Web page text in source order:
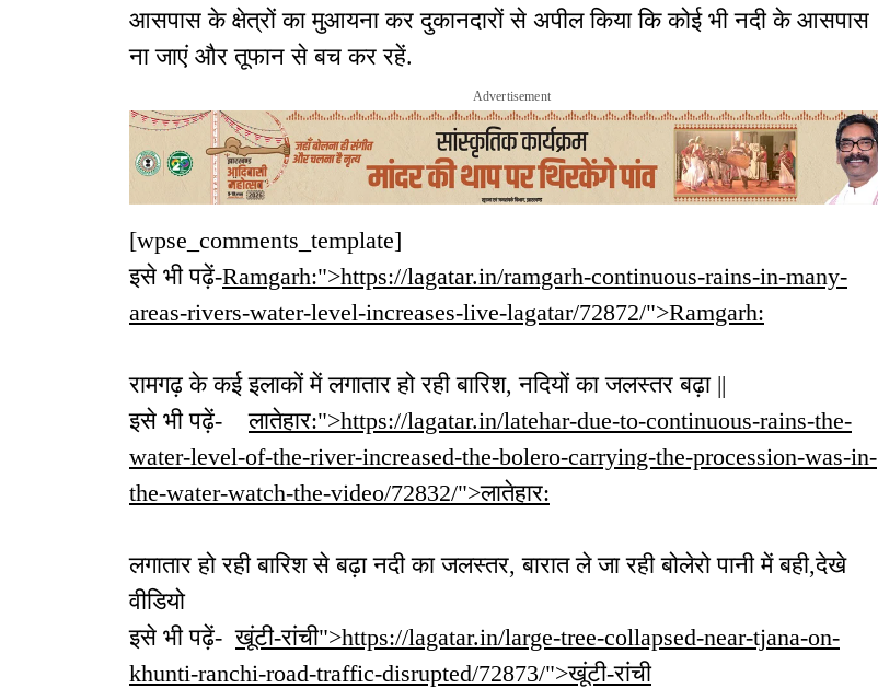
आसपास के क्षेत्रों का मुआयना कर दुकानदारों से अपील किया कि कोई भी नदी के आसपास
ना जाएं और तूफान से बच कर रहें.
Advertisement
[wpse_comments_template]
इसे भी पढ़ें-Ramgarh:">https://lagatar.in/ramgarh-continuous-rains-in-many-
areas-rivers-water-level-increases-live-lagatar/72872/">Ramgarh:
रामगढ़ के कई इलाकों में लगातार हो रही बारिश, नदियों का जलस्तर बढ़ा ||
इसे भी पढ़ें-लातेहार:">https://lagatar.in/latehar-due-to-continuous-rains-the-
water-level-of-the-river-increased-the-bolero-carrying-the-procession-was-in-
the-water-watch-the-video/72832/">लातेहार:
लगातार हो रही बारिश से बढ़ा नदी का जलस्तर, बारात ले जा रही बोलेरो पानी में बही,देखे
वीडियो
इसे भी पढ़ें-खूंटी-रांची">https://lagatar.in/large-tree-collapsed-near-tjana-on-
khunti-ranchi-road-traffic-disrupted/72873/">खूंटी-रांची